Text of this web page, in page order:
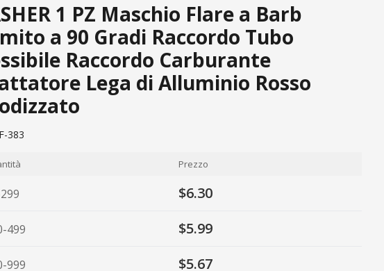
1 PZ Maschio Flare a Barb
a 90 Gradi Raccordo Tubo
Raccordo Carburante
Lega di Alluminio Rosso
383
Prezzo
$6.30
499 $5.99
999 $5.67